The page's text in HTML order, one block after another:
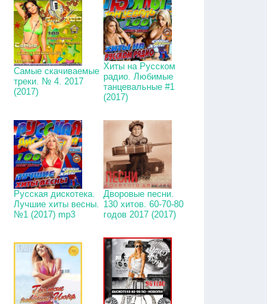
Самые скачиваемые
треки. № 4. 2017
(2017)
Хиты на Русском
радио. Любимые
танцевальные #1
(2017)
Русская дискотека.
Лучшие хиты весны.
№1 (2017) mp3
Дворовые песни.
130 хитов. 60-70-80
годов 2017 (2017)